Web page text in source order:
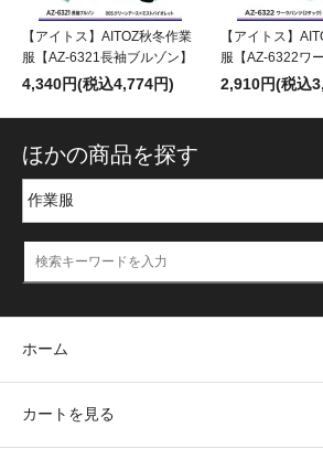
【アイトス】AITOZ秋冬作業
服【AZ-6321長袖ブルゾン】
4,340円(税込4,774円)
【アイトス】
服【AZ-6322ワ
2,910円(税込
ほかの商品を探す
ホーム
カートを見る